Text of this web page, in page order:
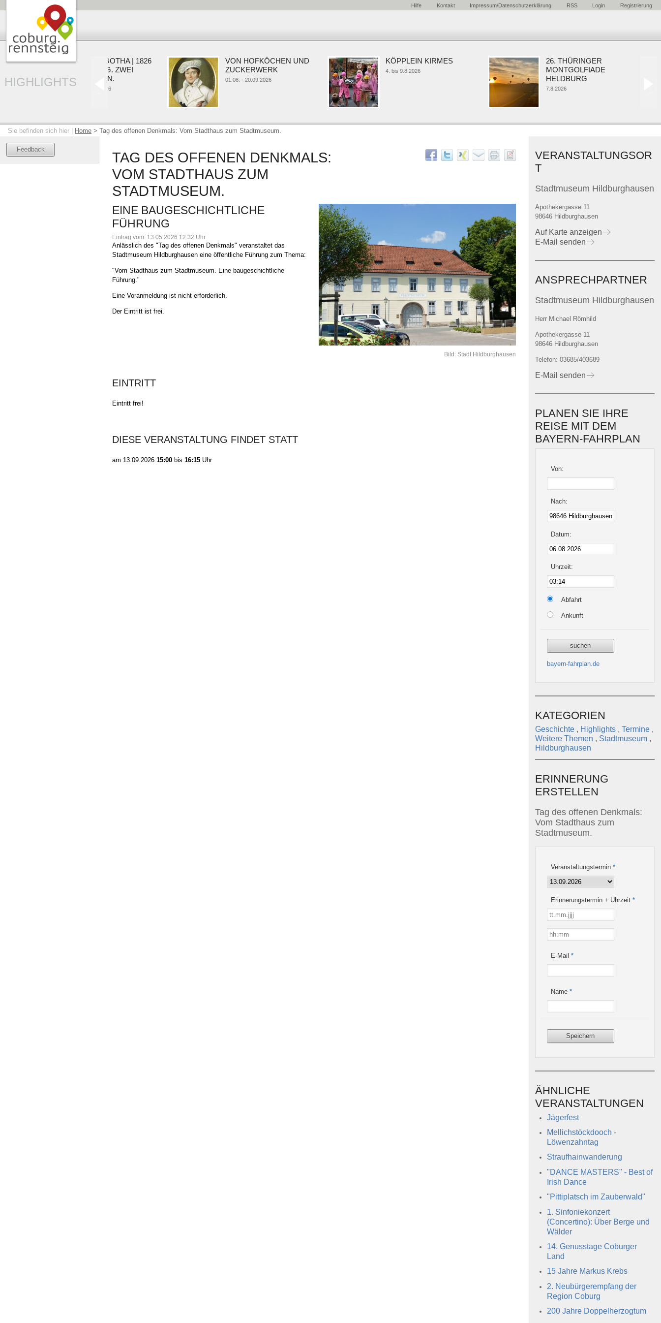
Hilfe Kontakt Impressum/Datenschutzerklärung RSS Login Registrierung
HIGHLIGHTS
COBURG | GOTHA | 1826
EIN HERZOG. ZWEI
RESIDENZEN.
VON HOFKÖCHEN UND
ZUCKERWERK
01.08. - 20.09.2026
KÖPPLEIN KIRMES
4. bis 9.8.2026
26. THÜRINGER
MONTGOLFIADE
HELDBURG
7.8.2026
Sie befinden sich hier | Home > Tag des offenen Denkmals: Vom Stadthaus zum Stadtmuseum.
VERANSTALTUNGSOR
T
Stadtmuseum Hildburghausen
Apothekergasse 11
98646 Hildburghausen
Auf Karte anzeigen
E-Mail senden
ANSPRECHPARTNER
Stadtmuseum Hildburghausen
Herr Michael Römhild
Apothekergasse 11
98646 Hildburghausen
Telefon: 03685/403689
E-Mail senden
PLANEN SIE IHRE
REISE MIT DEM
BAYERN-FAHRPLAN
Von:
Nach:
Datum:
Uhrzeit:
Abfahrt
Ankunft
bayern-fahrplan.de
KATEGORIEN
Geschichte , Highlights ,Termine ,
Weitere Themen , Stadtmuseum ,
Hildburghausen
ERINNERUNG
ERSTELLEN
Tag des offenen Denkmals:
Vom Stadthaus zum
Stadtmuseum.
Veranstaltungstermin*
Erinnerungstermin + Uhrzeit*
E-Mail*
Name*
ÄHNLICHE
VERANSTALTUNGEN
Jägerfest
Mellichstöckdooch -
Löwenzahntag
Straufhainwanderung
"DANCE MASTERS" - Best of
Irish Dance
"Pittiplatsch im Zauberwald"
1. Sinfoniekonzert
(Concertino): Über Berge und
Wälder
14. Genusstage Coburger
Land
15 Jahre Markus Krebs
2. Neubürgerempfang der
Region Coburg
200 Jahre Doppelherzogtum
Feedback
TAG DES OFFENEN DENKMALS:
VOM STADTHAUS ZUM
STADTMUSEUM.
EINE BAUGESCHICHTLICHE
FÜHRUNG
Eintrag vom: 13.05.2026 12:32 Uhr
Anlässlich des "Tag des offenen Denkmals" veranstaltet das
Stadtmuseum Hildburghausen eine öffentliche Führung zum Thema:
"Vom Stadthaus zum Stadtmuseum. Eine baugeschichtliche
Führung."
Eine Voranmeldung ist nicht erforderlich.
Der Eintritt ist frei.
Bild: Stadt Hildburghausen
EINTRITT
Eintritt frei!
DIESE VERANSTALTUNG FINDET STATT
am 13.09.2026 15:00 bis 16:15 Uhr